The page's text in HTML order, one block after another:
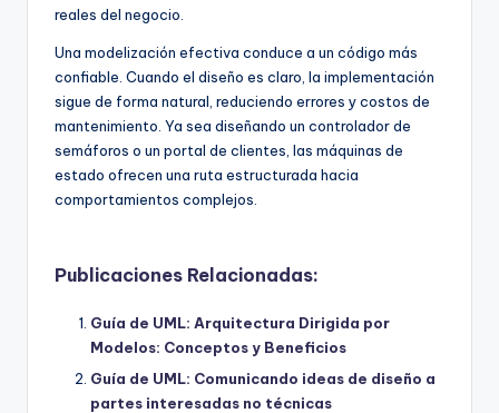
reales del negocio.
Una modelización efectiva conduce a un código más
confiable. Cuando el diseño es claro, la implementación
sigue de forma natural, reduciendo errores y costos de
mantenimiento. Ya sea diseñando un controlador de
semáforos o un portal de clientes, las máquinas de
estado ofrecen una ruta estructurada hacia
comportamientos complejos.
Publicaciones Relacionadas:
Guía de UML: Arquitectura Dirigida por
Modelos: Conceptos y Beneficios
Guía de UML: Comunicando ideas de diseño a
partes interesadas no técnicas